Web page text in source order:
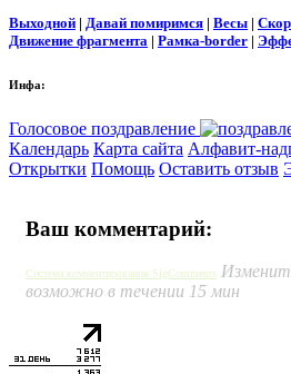
Выходной | Давай помиримся | Весы |
Движение фрагмента | Рамка-border |
Инфа:
Голосовое поздравление
Календарь Карта сайта Алфавит-
Открытки Помощь Оставить отзыв
Ваш комментарий:
Система комментирования SigComments
возможно в течении 15 мин